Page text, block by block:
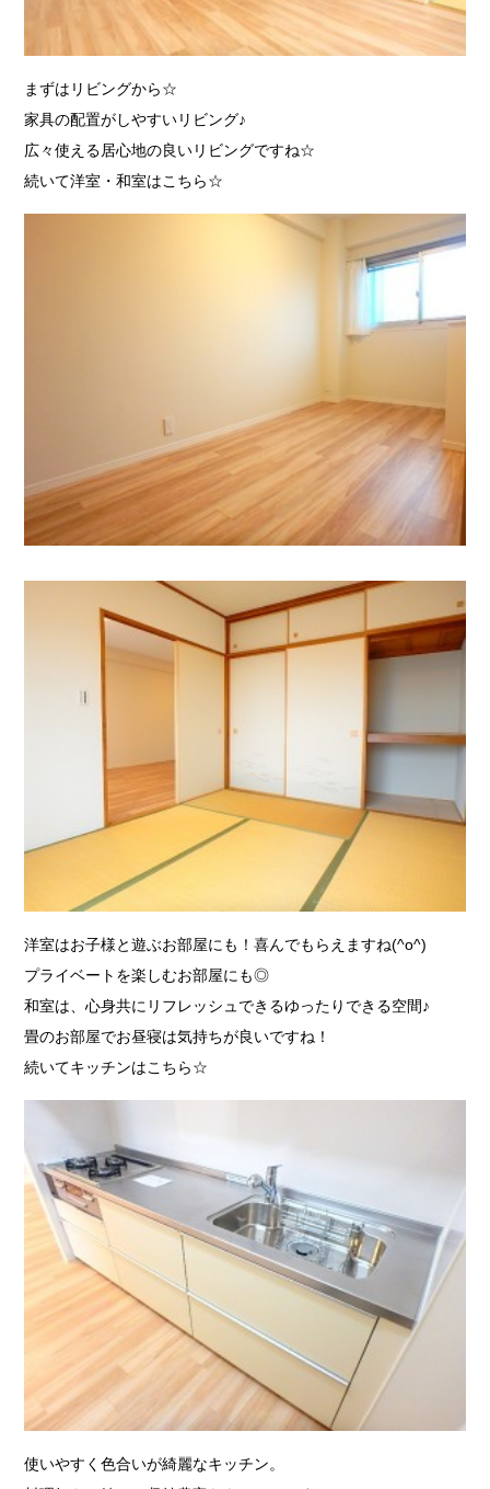
まずはリビングから☆
家具の配置がしやすいリビング♪
広々使える居心地の良いリビングですね☆
続いて洋室・和室はこちら☆
洋室はお子様と遊ぶお部屋にも！喜んでもらえますね(^o^)
プライベートを楽しむお部屋にも◎
和室は、心身共にリフレッシュできるゆったりできる空間♪
畳のお部屋でお昼寝は気持ちが良いですね！
続いてキッチンはこちら☆
使いやすく色合いが綺麗なキッチン。